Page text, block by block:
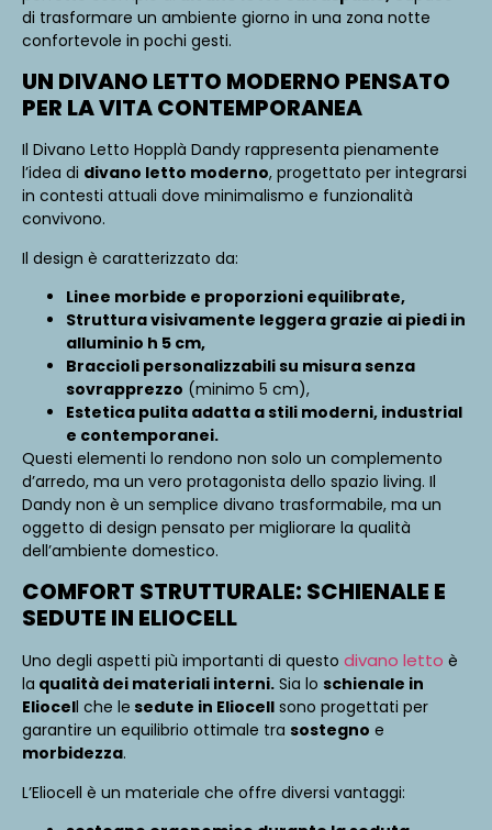
di trasformare un ambiente giorno in una zona notte
confortevole in pochi gesti.
UN DIVANO LETTO MODERNO PENSATO
PER LA VITA CONTEMPORANEA
Il Divano Letto Hopplà Dandy rappresenta pienamente
l’idea di divano letto moderno, progettato per integrarsi
in contesti attuali dove minimalismo e funzionalità
convivono.
Il design è caratterizzato da:
Linee morbide e proporzioni equilibrate,
Struttura visivamente leggera grazie ai piedi in
alluminio h 5 cm,
Braccioli personalizzabili su misura senza
sovrapprezzo (minimo 5 cm),
Estetica pulita adatta a stili moderni, industrial
e contemporanei.
Questi elementi lo rendono non solo un complemento
d’arredo, ma un vero protagonista dello spazio living. Il
Dandy non è un semplice divano trasformabile, ma un
oggetto di design pensato per migliorare la qualità
dell’ambiente domestico.
COMFORT STRUTTURALE: SCHIENALE E
SEDUTE IN ELIOCELL
Uno degli aspetti più importanti di questo divano letto è
la qualità dei materiali interni. Sia lo schienale in
Eliocell che le sedute in Eliocell sono progettati per
garantire un equilibrio ottimale tra sostegno e
morbidezza.
L’Eliocell è un materiale che offre diversi vantaggi: